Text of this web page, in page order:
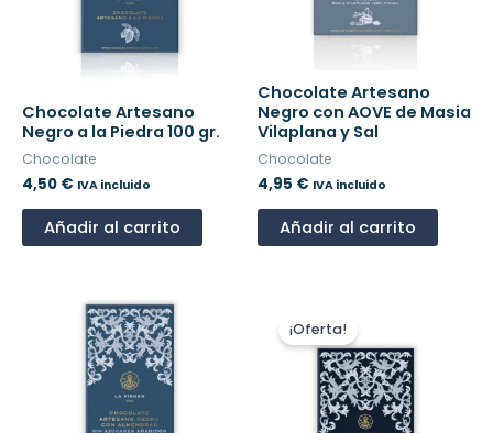
Chocolate Artesano
Negro a la Piedra 100 gr.
Chocolate
4,50 € IVA incluido
Añadir al carrito
Chocolate Artesano
Negro con AOVE de Masia
Vilaplana y Sal
Chocolate
4,95 € IVA incluido
Añadir al carrito
precio
original
era:
4,95 €.
es:
4,20 €.
¡Oferta!